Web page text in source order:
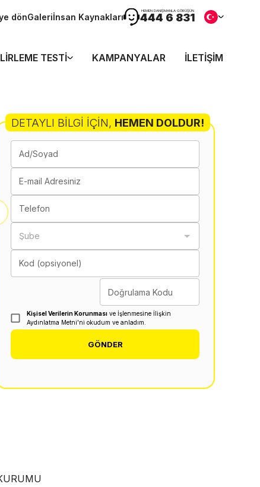
dönGaleriİnsan Kaynakları
HEMEN DANIŞMANLA GÖRÜŞÜN
444 6 831
TESTI KAMPANYALAR İLETIŞIM
DETAYLI BILGI İÇIN, HEMEN DOLDUR!
Ad/Soyad
E-mail Adresiniz
Telefon
Şube
Kod (opsiyonel)
Doğrulama Kodu
Kişisel Verilerin Korunması ve İşlenmesine İlişkin
Aydınlatma Metni'ni okudum ve anladım.
GÖNDER